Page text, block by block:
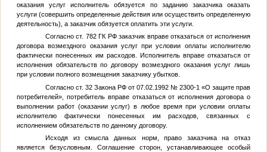
оказания услуг исполнитель обязуется по заданию заказчика оказать
услуги (совершить определенные действия или осуществить определенную
деятельность), а заказчик обязуется оплатить эти услуги.
Согласно ст. 782 ГК РФ заказчик вправе отказаться от исполнения
договора возмездного оказания услуг при условии оплаты исполнителю
фактически понесенных им расходов. Исполнитель вправе отказаться от
исполнения обязательств по договору возмездного оказания услуг лишь
при условии полного возмещения заказчику убытков.
Согласно ст. 32 Закона РФ от 07.02.1992 № 2300-1 «О защите прав
потребителей», потребитель вправе отказаться от исполнения договора о
выполнении работ (оказании услуг) в любое время при условии оплаты
исполнителю фактически понесенных им расходов, связанных с
исполнением обязательств по данному договору.
Исходя из смысла данных норм, право заказчика на отказ
является безусловным. Соглашение сторон, устанавливающее особый